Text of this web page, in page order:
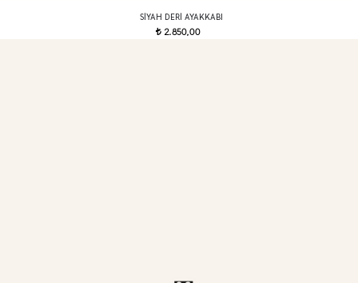
SIYAH DERI AYAKKABI
t 2.850,00